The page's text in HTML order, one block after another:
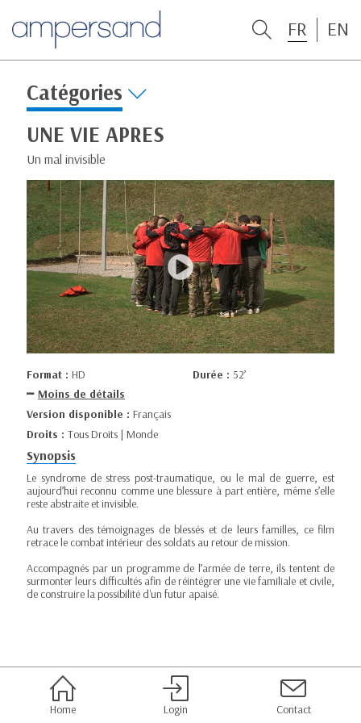
FR EN
Catégories
UNE VIE APRES
Un mal invisible
Format : HD Durée : 52’
Moins de détails
Version disponible : Français
Droits : Tous Droits | Monde
Synopsis
Le syndrome de stress post-traumatique, ou le mal de guerre, est
aujourd’hui reconnu comme une blessure à part entière, même s’elle
reste abstraite et invisible.
Au travers des témoignages de blessés et de leurs familles, ce film
retrace le combat intérieur des soldats au retour de mission.
Accompagnés par un programme de l’armée de terre, ils tentent de
surmonter leurs difficultés afin de réintégrer une vie familiale et civile,
de construire la possibilité d'un futur apaisé.
Home Login Contact